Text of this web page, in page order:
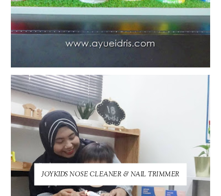
JOYKIDS NOSE CLEANER & NAIL TRIMMER